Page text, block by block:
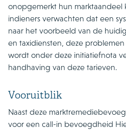
onopgemerkt hun
indieners verwachten dat een
naar het voorbeeld van de
en taxidiensten, deze
wordt onder deze initiatiefnota
handhaving van deze tarieven.
Vooruitblik
Naast deze
voor een call-in bevoegdheid